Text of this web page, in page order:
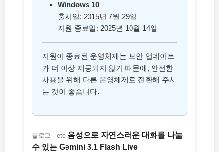
Windows 10
출시일: 2015년 7월 29일
지원 종료일: 2025년 10월 14일
지원이 종료된 운영체제는 보안 업데이트
가 더 이상 제공되지 않기 때문에, 안전한
사용을 위해 다른 운영체제로 전환해 주시
는 것이 좋습니다.
블로그 - etc 음성으로 자연스러운 대화를 나눌
수 있는 Gemini 3.1 Flash Live